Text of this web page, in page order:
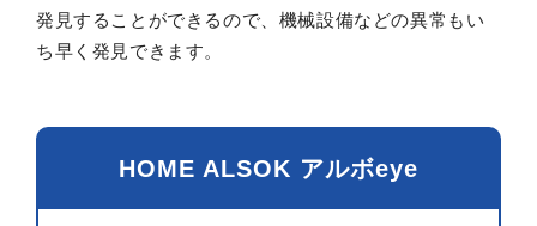
発見することができるので、機械設備などの異常もい
ち早く発見できます。
HOME ALSOK アルボeye